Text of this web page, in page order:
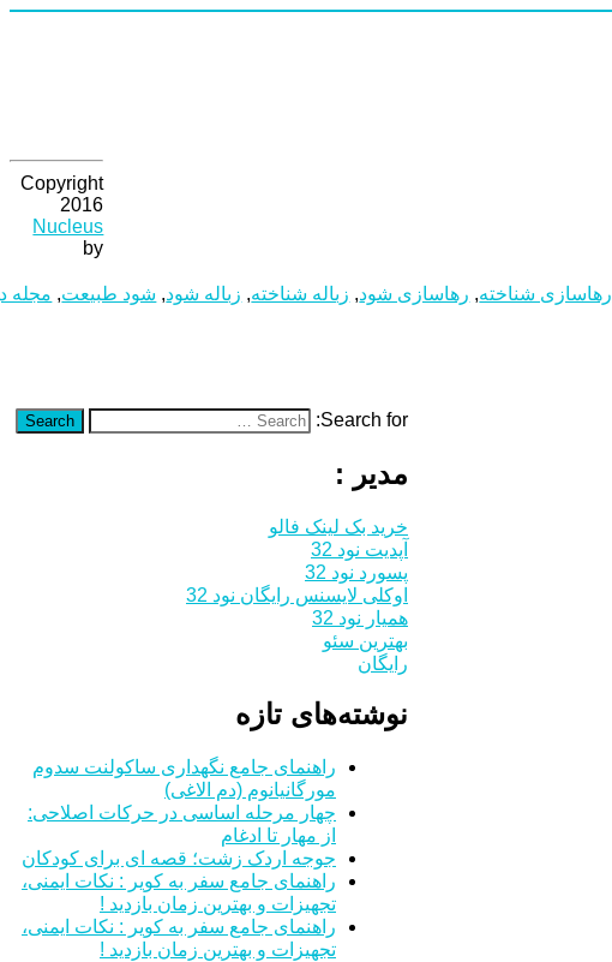
رهاسازی شناخته, رهاسازی شود, زباله شناخته, زباله شود, شود طبیعت, مجله
Search for:
Search
مدیر :
خرید بک لینک فالو
آپدیت نود 32
پسورد نود 32
اوکلی لایسنس رایگان نود 32
همیار نود 32
بهترین سئو
رایگان
نوشته‌های تازه
راهنمای جامع نگهداری ساکولنت سدوم
مورگانیانوم (دم الاغی)
چهار مرحله اساسی در حرکات اصلاحی:
از مهار تا ادغام
جوجه اردک زشت؛ قصه ای برای کودکان
راهنمای جامع سفر به کویر : نکات ایمنی،
تجهیزات و بهترین زمان بازدید !
راهنمای جامع سفر به کویر : نکات ایمنی،
تجهیزات و بهترین زمان بازدید !
Copyright
2016
Nucleus
by